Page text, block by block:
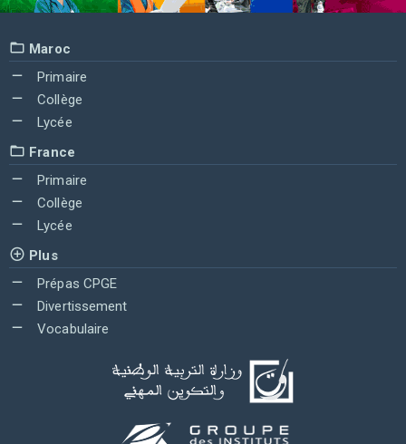
Maroc
Primaire
Collège
Lycée
France
Primaire
Collège
Lycée
Plus
Prépas CPGE
Divertissement
Vocabulaire